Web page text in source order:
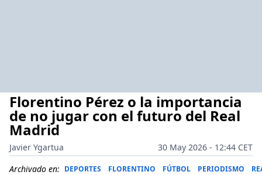
Florentino Pérez o la importancia
de no jugar con el futuro del Real
Madrid
Javier Ygartua
30 May 2026 - 12:44 CET
Archivado en: DEPORTES FLORENTINO FÚTBOL PERIODISMO